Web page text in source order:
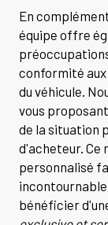
En
équipe offre
conformité
du véhicule.
vous
de la situation
d'acheteur. Ce
personnalisé
bénéficier